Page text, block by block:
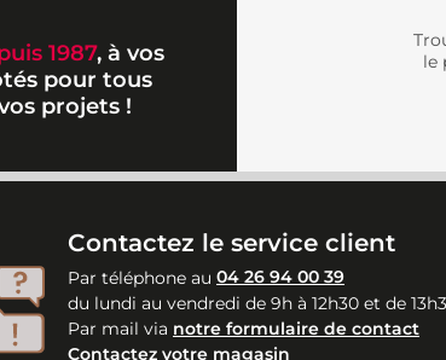
1987, à vos
pour tous
projets !
le
Contactez le service client
Par téléphone au 04 26 94 00 39
du lundi au vendredi de 9h à 12h30 et de
Par mail via notre formulaire de contact
Contactez votre magasin